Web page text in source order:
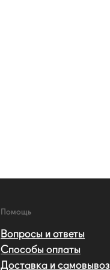
Помощь
Вопросы и ответы
Способы оплаты
Доставка и самовывоз